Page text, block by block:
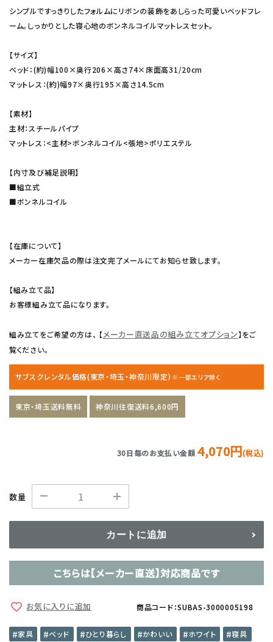
シンプルですっきりしたフォルムにリボンの装飾をあしらった可愛いベッドフレ
ーム。しっかりとした寝心地のボンネルコイルマットレスセット。
【サイズ】
ベッド：(約)幅100×奥行206×高さ74×床面高31/20cm
マットレス：(約)幅97×奥行195×高さ14.5cm
【素材】
主材：スチールパイプ
マットレス：<主材>ボンネルコイル<張地>ポリエステル
【内寸及び補足説明】
■組立式
■ボンネルコイル
【在庫について】
メーカー在庫欠品の際は注文完了メールにてお知らせ致します。
【組み立て品】
お客様組み立て品になります。
組み立てをご希望の方は、 【メーカー直送品の組み立てオプション】をご
覧ください。
サブスクレンタル価格(東京・埼玉・神奈川限定） ※一部エリア除く
東京・埼玉送料無料 神奈川往復送料6,600円
30日毎のお支払い金額 4,070円(税込)
数量
カートに追加
こちらは【メーカー直送】対応商品です
お気に入りに追加 商品コード：SUBAS-3000005198
家具 ベッド ひとり暮らし かわいい ホワイト 寝具